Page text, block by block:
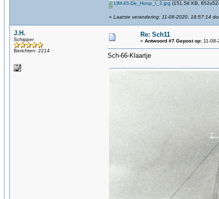
IJM-45-De_Hoop_I_2.jpg (151.58 KB,
« Laatste verandering: 11-08-2020, 18:57:14
J.H.
Schipper
Berichten: 2214
Re: Sch11
« Antwoord #7 Gepost op: 11-
Sch-66-Klaartje